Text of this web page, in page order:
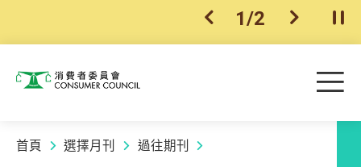
上一個
1/2 下一個開
消費者委員會 目
首頁 選擇月刊 過往期刊